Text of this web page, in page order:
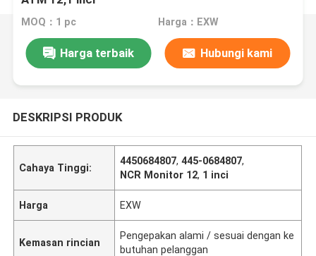
MOQ：1 pc Harga：EXW
Harga terbaik Hubungi kami
DESKRIPSI PRODUK
Cahaya Tinggi:
4450684807,445-0684807,
NCR Monitor 12, 1 inci
Harga EXW
Kemasan rincian
Pengepakan alami / sesuai dengan ke
butuhan pelanggan